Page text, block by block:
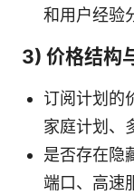
和用户经验
3) 价格结构
订阅计划的
家庭计划、
是否存在隐
端口、高速